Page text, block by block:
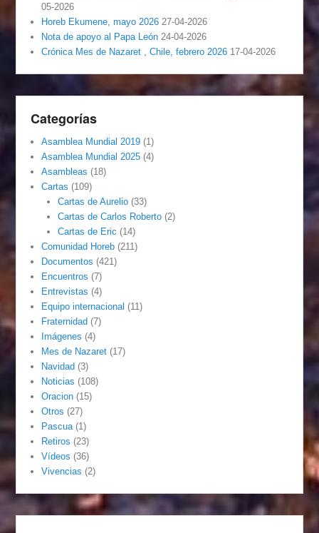
05-2026
Horeb Ekumene, mayo 2026 27-04-2026
Nota de apoyo al Papa León 24-04-2026
Crónica Mes de Nazaret , Chile, febrero 2026 17-04-2026
Categorías
Asamblea Mundial 2019 (1)
Asamblea Mundial 2025 (4)
Asambleas (18)
Cartas (109)
Cartas de Aurelio(33)
Cartas de Carlos Roberto(2)
Cartas de Eric (14)
Comunidad Horeb (211)
Documentos (421)
Encuentros (7)
Entrevistas (4)
Equipo internacional (11)
Fraternidad (7)
Imágenes (4)
Mes de Nazaret (17)
Navidad (3)
Noticias (108)
Oracion (15)
Otros (27)
Pascua (1)
Retiros (23)
Vídeos (36)
Vivencias (2)